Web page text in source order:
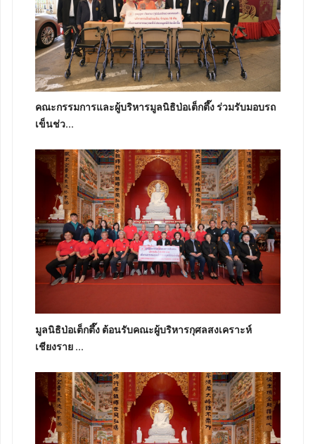
คณะกรรมการและผู้บริหารมูลนิธิป่อเต็กตึ๊ง ร่วมรับมอบรถ
เข็นช่ว...
มูลนิธิป่อเต็กตึ๊ง ต้อนรับคณะผู้บริหารกุศลสงเคราะห์
เชียงราย ...